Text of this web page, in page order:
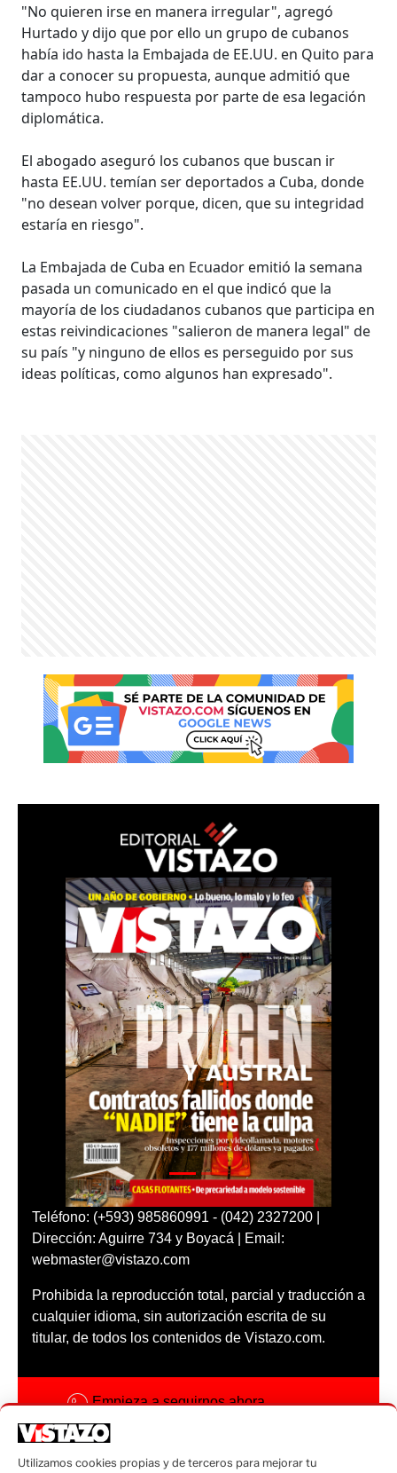
"No quieren irse en manera irregular", agregó
Hurtado y dijo que por ello un grupo de cubanos
había ido hasta la Embajada de EE.UU. en Quito para
dar a conocer su propuesta, aunque admitió que
tampoco hubo respuesta por parte de esa legación
diplomática.
El abogado aseguró los cubanos que buscan ir
hasta EE.UU. temían ser deportados a Cuba, donde
"no desean volver porque, dicen, que su integridad
estaría en riesgo".
La Embajada de Cuba en Ecuador emitió la semana
pasada un comunicado en el que indicó que la
mayoría de los ciudadanos cubanos que participa en
estas reivindicaciones "salieron de manera legal" de
su país "y ninguno de ellos es perseguido por sus
ideas políticas, como algunos han expresado".
Teléfono: (+593) 985860991 - (042) 2327200 |
Dirección: Aguirre 734 y Boyacá | Email:
webmaster@vistazo.com
Prohibida la reproducción total, parcial y traducción a
cualquier idioma, sin autorización escrita de su
titular, de todos los contenidos de Vistazo.com.
Empieza a seguirnos ahora
Código ética
Utilizamos cookies propias y de terceros para mejorar tu